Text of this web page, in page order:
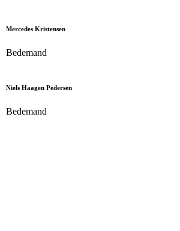
Mercedes Kristensen
Bedemand
Niels Haagen Pedersen
Bedemand